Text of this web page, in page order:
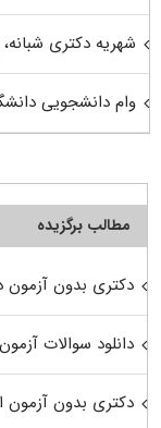
شهریه دکتری شبانه،
وام دانشجویی
مطالب برگزیده
دکتری بدون آزمون
دانلود سوالات
دکتری بدون آزمون